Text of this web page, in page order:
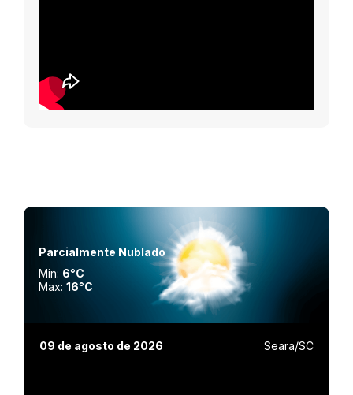
Parcialmente Nublado
Min: 6°C
Max:16°C
09 de agosto de 2026 Seara/SC